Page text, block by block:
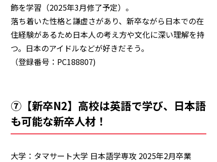
飾を学習（2025年3月修了予定）。
落ち着いた性格と謙虚さがあり、新卒ながら日本での在
住経験があるため日本人の考え方や文化に深い理解を持
つ。日本のアイドルなどが好きだそう。
（登録番号：PC188807)
⑦【新卒N2】高校は英語で学び、日本語
も可能な新卒人材！
大学：タマサート大学 日本語学専攻 2025年2月卒業